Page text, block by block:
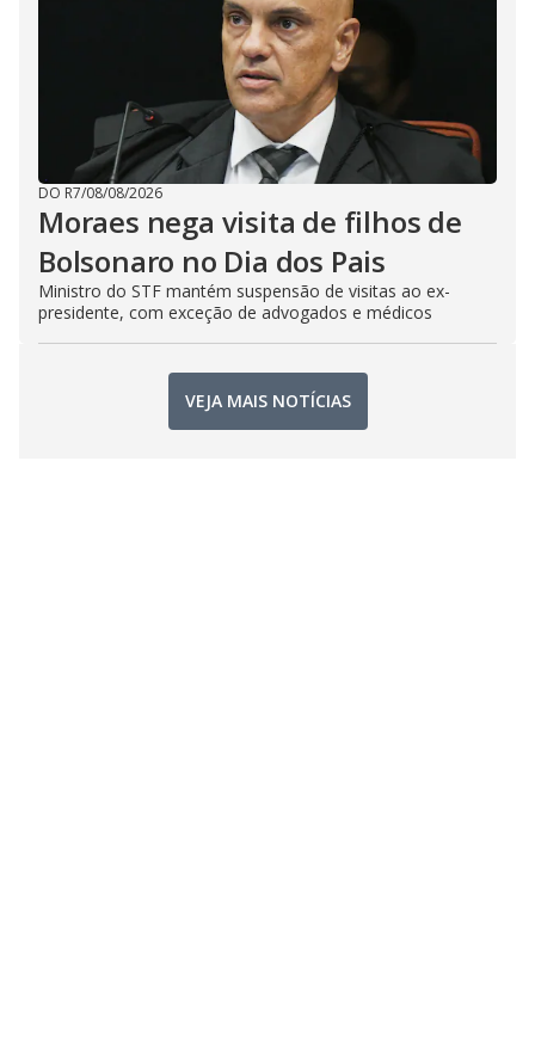
DO R7/08/08/2026
Moraes nega visita de filhos de
Bolsonaro no Dia dos Pais
Ministro do STF mantém suspensão de visitas ao ex-
presidente, com exceção de advogados e médicos
VEJA MAIS NOTÍCIAS